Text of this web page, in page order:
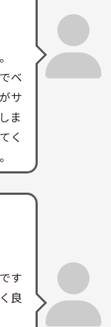
ベ
サ
ま
く
す
良